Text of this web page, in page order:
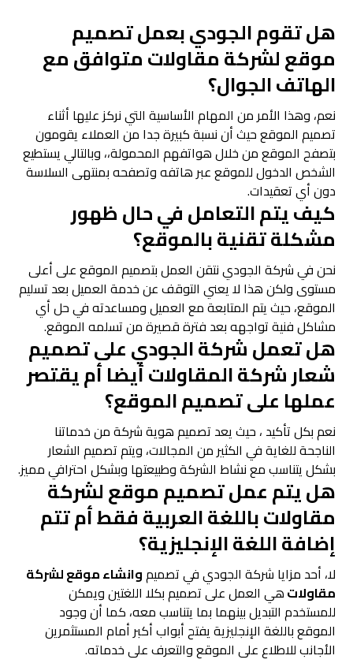
هل تقوم الجودي بعمل تصميم
موقع لشركة مقاولات متوافق مع
الهاتف الجوال؟
نعم، وهذا الأمر من المهام الأساسية التي نركز عليها أثناء
تصميم الموقع حيث أن نسبة كبيرة جدا من العملاء يقومون
بتصفح الموقع من خلال هواتفهم المحمولة،، وبالتالي يستطيع
الشخص الدخول للموقع عبر هاتفه وتصفحه بمنتهى السلاسة
دون أي تعقيدات.
كيف يتم التعامل في حال ظهور
مشكلة تقنية بالموقع؟
نحن في شركة الجودي نتقن العمل بتصميم الموقع على أعلى
مستوى ولكن هذا لا يعني التوقف عن خدمة العميل بعد تسليم
الموقع، حيث يتم المتابعة مع العميل ومساعدته في حل أي
مشاكل فنية تواجهه بعد فترة قصيرة من تسلمه الموقع.
هل تعمل شركة الجودي على تصميم
شعار شركة المقاولات أيضا أم يقتصر
عملها على تصميم الموقع؟
نعم بكل تأكيد ، حيث يعد تصميم هوية شركة من خدماتنا
الناجحة للغاية في الكثير من المجالات، ويتم تصميم الشعار
بشكل يتناسب مع نشاط الشركة وطبيعتها وبشكل احترافي مميز.
هل يتم عمل تصميم موقع لشركة
مقاولات باللغة العربية فقط أم تتم
إضافة اللغة الإنجليزية؟
لا، أحد مزايا شركة الجودي في تصميموانشاء موقع لشركة
مقاولاتهي العمل على تصميم بكلا اللغتين ويمكن
للمستخدم التبديل بينهما بما يتناسب معه، كما أن وجود
الموقع باللغة الإنجليزية يفتح أبواب أكبر أمام المستثمرين
الأجانب للاطلاع على الموقع والتعرف على خدماته.